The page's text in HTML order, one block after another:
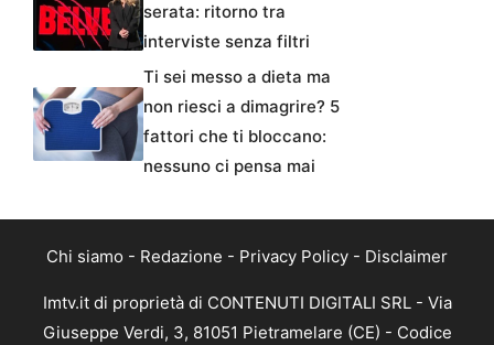
serata: ritorno tra
interviste senza filtri
Ti sei messo a dieta ma
non riesci a dimagrire? 5
fattori che ti bloccano:
nessuno ci pensa mai
Chi siamo - Redazione - Privacy Policy - Disclaimer
Imtv.it di proprietà di CONTENUTI DIGITALI SRL - Via
Giuseppe Verdi, 3, 81051 Pietramelare (CE) - Codice